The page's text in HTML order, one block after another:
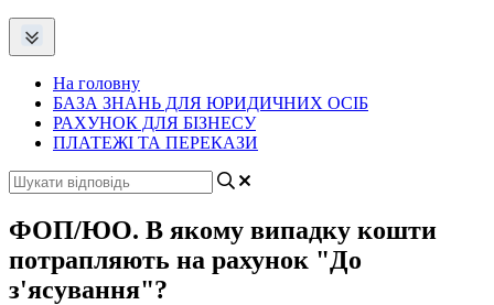
На головну
БАЗА ЗНАНЬ ДЛЯ ЮРИДИЧНИХ ОСІБ
РАХУНОК ДЛЯ БІЗНЕСУ
ПЛАТЕЖІ ТА ПЕРЕКАЗИ
ФОП/ЮО. В якому випадку кошти
потрапляють на рахунок "До
з'ясування"?